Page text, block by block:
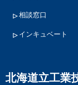
相談窓口
インキュベート
北海道立工業